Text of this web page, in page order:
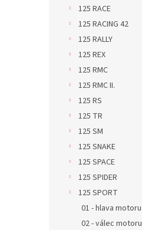
125 RACE
125 RACING 42
125 RALLY
125 REX
125 RMC
125 RMC II.
125 RS
125 TR
125 SM
125 SNAKE
125 SPACE
125 SPIDER
125 SPORT
01 - hlava motoru
02 - válec motoru